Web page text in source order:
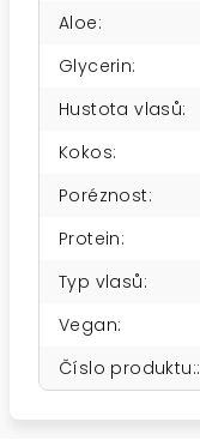
Aloe:
Glycerin:
Hustota vlasů:
Kokos:
Poréznost:
Protein:
Typ vlasů:
Vegan:
Číslo produktu::